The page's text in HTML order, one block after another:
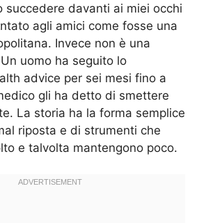
succedere davanti ai miei occhi
agli amici come fosse una
Invece non è una
uomo ha seguito lo
advice per sei mesi fino a
gli ha detto di smettere
La storia ha la forma semplice
riposta e di strumenti che
e talvolta mantengono poco.